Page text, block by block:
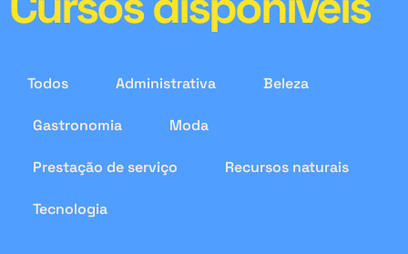
Todos Administrativa Beleza
Gastronomia Moda
Prestação de serviço Recursos naturais
Tecnologia